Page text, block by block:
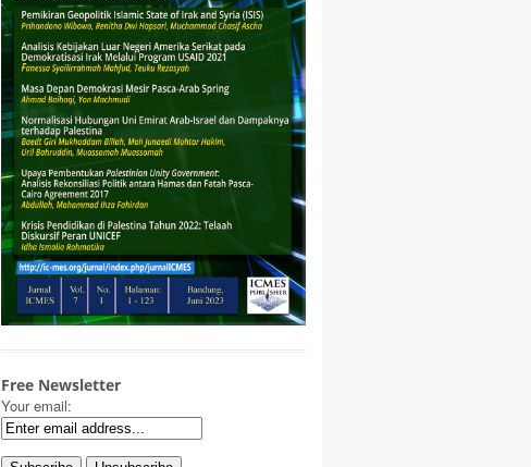
Free Newsletter
Your email: